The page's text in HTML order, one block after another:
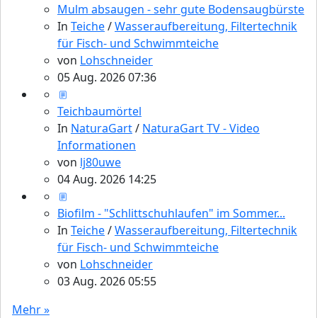
Mulm absaugen - sehr gute Bodensaugbürste
In Teiche/Wasseraufbereitung, Filtertechnik
für Fisch- und Schwimmteiche
von Lohschneider
05 Aug. 2026 07:36
Teichbaumörtel
In NaturaGart/ NaturaGart TV - Video
Informationen
von lj80uwe
04 Aug. 2026 14:25
Biofilm - "Schlittschuhlaufen" im Sommer...
In Teiche/Wasseraufbereitung, Filtertechnik
für Fisch- und Schwimmteiche
von Lohschneider
03 Aug. 2026 05:55
Mehr »